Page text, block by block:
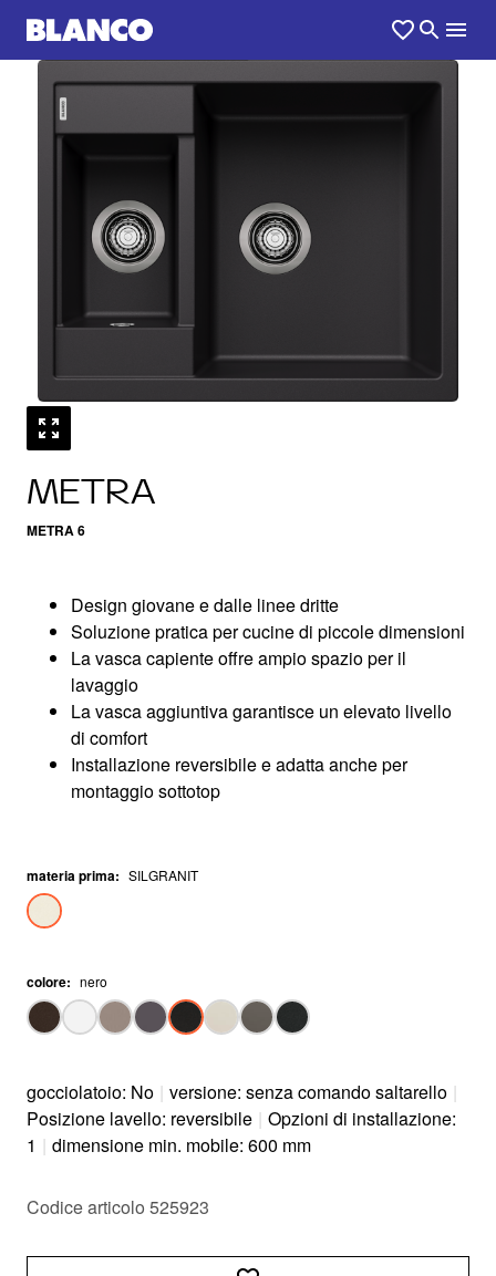
METRA
METRA 6
1 /0
Design giovane e dalle linee dritte
Soluzione pratica per cucine di piccole dimensioni
La vasca capiente offre ampio spazio per il
lavaggio
La vasca aggiuntiva garantisce un elevato livello
di comfort
Installazione reversibile e adatta anche per
montaggio sottotop
materia prima: SILGRANIT
colore: nero
gocciolatoio: No | versione: senza comando saltarello |
Posizione lavello: reversibile | Opzioni di installazione:
1 | dimensione min. mobile: 600 mm
Codice articolo 525923